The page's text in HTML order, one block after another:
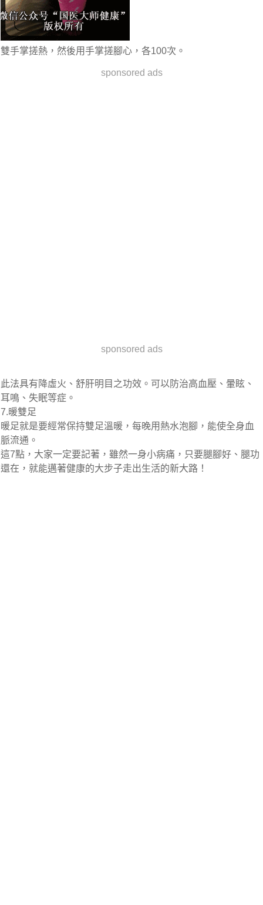
雙手掌搓熱，然後用手掌搓腳心，各100次。
sponsored ads
sponsored ads
此法具有降虛火、舒肝明目之功效。可以防治高血壓、暈眩、
耳鳴、失眠等症。
7.暖雙足
暖足就是要經常保持雙足溫暖，每晚用熱水泡腳，能使全身血
脈流通。
這7點，大家一定要記著，雖然一身小病痛，只要腿腳好、腿功
還在，就能邁著健康的大步子走出生活的新大路！